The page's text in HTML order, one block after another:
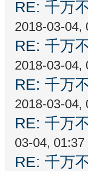
RE: 千万
2018-03-04,
RE: 千万
2018-03-04,
RE: 千万
2018-03-04,
RE: 千万
03-04, 01:37
RE: 千万